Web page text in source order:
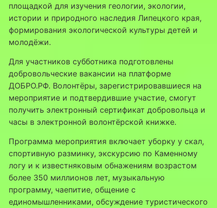
площадкой для изучения геологии, экологии,
истории и природного наследия Липецкого края,
формирования экологической культуры детей и
молодёжи.
Для участников субботника подготовлены
добровольческие вакансии на платформе
ДОБРО.РФ. Волонтёры, зарегистрировавшиеся на
мероприятие и подтвердившие участие, смогут
получить электронный сертификат добровольца и
часы в электронной волонтёрской книжке.
Программа мероприятия включает уборку у скал,
спортивную разминку, экскурсию по Каменному
логу и к известняковым обнажениям возрастом
более 350 миллионов лет, музыкальную
программу, чаепитие, общение с
единомышленниками, обсуждение туристического